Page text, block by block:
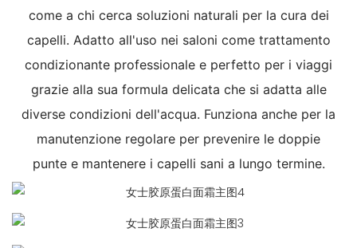
come a chi cerca soluzioni naturali per la cura dei
capelli. Adatto all'uso nei saloni come trattamento
condizionante professionale e perfetto per i viaggi
grazie alla sua formula delicata che si adatta alle
diverse condizioni dell'acqua. Funziona anche per la
manutenzione regolare per prevenire le doppie
punte e mantenere i capelli sani a lungo termine.